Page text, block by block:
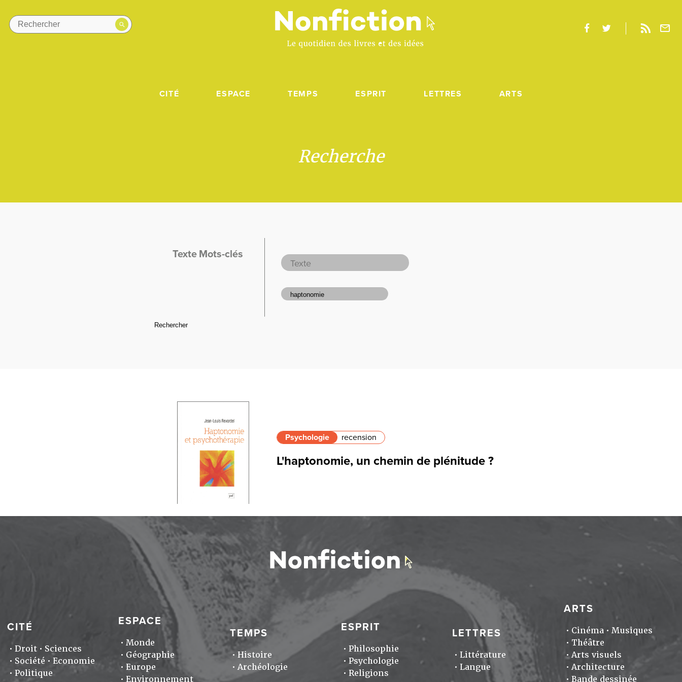
CITÉ ESPACE TEMPS ESPRIT LETTRES ARTS
Recherche
Texte Mots-clés
Psychologie recension
L'haptonomie, un chemin de plénitude ?
CITÉ
Droit
Sciences
Société
Economie
Politique
ESPACE
Monde
Géographie
Europe
Environnement
TEMPS
Histoire
Archéologie
ESPRIT
Philosophie
Psychologie
Religions
LETTRES
Littérature
Langue
ARTS
Cinéma
Musiques
Théâtre
Arts visuels
Architecture
Bande dessinée